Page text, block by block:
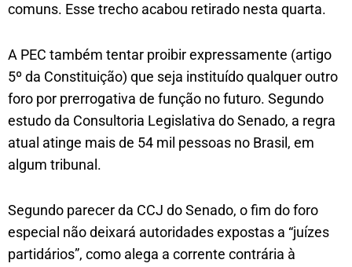
comuns. Esse trecho acabou retirado nesta quarta.
A PEC também tentar proibir expressamente (artigo
5º da Constituição) que seja instituído qualquer outro
foro por prerrogativa de função no futuro. Segundo
estudo da Consultoria Legislativa do Senado, a regra
atual atinge mais de 54 mil pessoas no Brasil, em
algum tribunal.
Segundo parecer da CCJ do Senado, o fim do foro
especial não deixará autoridades expostas a “juízes
partidários”, como alega a corrente contrária à